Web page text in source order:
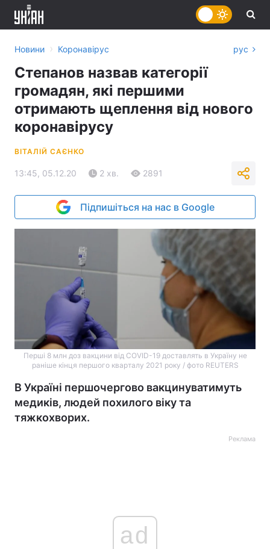
Новини › Коронавірус рус
Степанов назвав категорії
громадян, які першими
отримають щеплення від нового
коронавірусу
ВІТАЛІЙ САЄНКО
13:45, 05.12.20 2 хв. 2891
Підпишіться на нас в Google
Перші 8 млн доз вакцини від COVID-19 доставлять в Україну не
раніше кінця першого кварталу 2021 року / фото REUTERS
В Україні першочергово вакцинуватимуть
медиків, людей похилого віку та
тяжкохворих.
Реклама
ad